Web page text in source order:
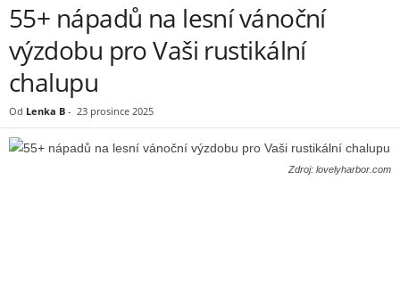
55+ nápadů na lesní vánoční
výzdobu pro Vaši rustikální
chalupu
Od Lenka B - 23 prosince 2025
Zdroj: lovelyharbor.com